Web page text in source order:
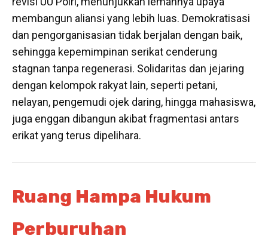
membangun aliansi yang lebih luas. Demokratisasi
dan pengorganisasian tidak berjalan dengan baik,
sehingga kepemimpinan serikat cenderung
stagnan tanpa regenerasi. Solidaritas dan jejaring
dengan kelompok rakyat lain, seperti petani,
nelayan, pengemudi ojek daring, hingga mahasiswa,
juga enggan dibangun akibat fragmentasi antars
erikat yang terus dipelihara.
Ruang Hampa Hukum
Perburuhan